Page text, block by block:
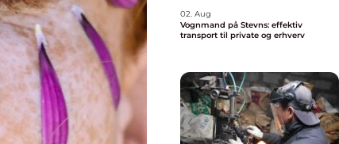
02. Aug
Vognmand på Stevns: effektiv
transport til private og erhverv